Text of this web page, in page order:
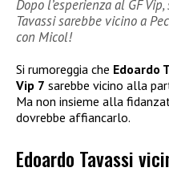
Dopo l’esperienza al GF
Tavassi sarebbe vicino a
con Micol!
Si rumoreggia che Edoardo
Vip 7 sarebbe vicino alla
Ma non insieme alla
dovrebbe affiancarlo.
Edoardo Tavassi